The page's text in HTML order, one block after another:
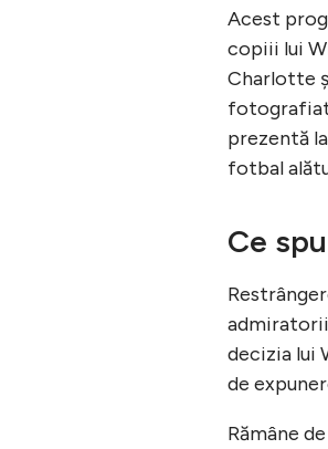
Acest
copiii lui
Charlotte
fotografiat
prezentă
fotbal
Ce
decizia lui
de
Rămâne